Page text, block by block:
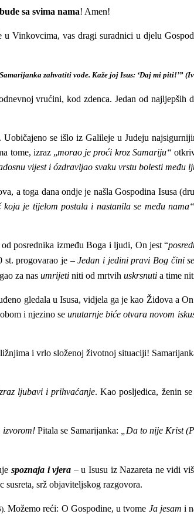
sa svima nama! Amen!
Vinkovcima, vas dragi suradnici u djelu
zahvatiti vode. Kaže joj Isus: ‘Daj mi piti!’”
vrućini,kod zdenca.Jedan od najljepših
Uobičajeno se išlo iz Galileje u Judeju
tome, izraz „morao je proći kroz Samariju“
vijest i ózdravljao svaku vrstu bolesti među
a toga dana ondje je našla Gospodina Isusa
koja je tijelom postala i nastanila se među nama“
posrednika između Boga i ljudi, On jest “
st. progovarao je –Jedan i jedini pravi Bog čini
za nas umrijeti niti od mrtvih uskrsnuti a time
gledala u Isusa, vidjela ga je kao Židova a
i njezino seunutarnje biće otvara novom
i vrlo složenoj životnoj situaciji!
ljubavi i prihvaćanje. Kao posljedica, ženin
izvorom! Pitala se Samarijanka: „Da to nije Krist
spoznaja i vjera – u Isusu iz Nazareta ne vidi
susreta, srž objaviteljskog razgovora.
Možemo reći: O Gospodine, u tvome Ja jesam i